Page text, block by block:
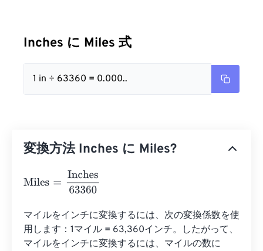
Inches に Miles 式
1 in ÷ 63360 = 0.000..
変換方法 Inches に Miles?
Miles Inches63360
マイルをインチに変換するには、次の変換係数を使
用します：1マイル = 63,360インチ。したがって、
マイルをインチに変換するには、マイルの数に